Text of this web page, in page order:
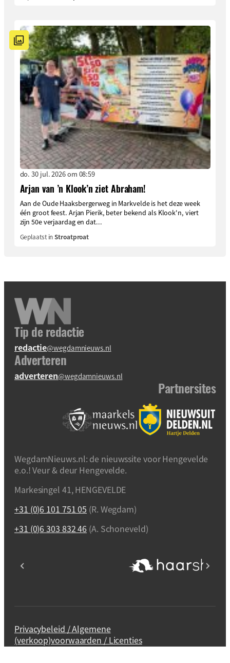
do. 30 jul. 2026 om 08:59
Arjan van ’n Klook’n ziet Abraham!
Aan de Oude Haaksbergerweg in Markvelde is het deze week
één groot feest. Arjan Pierik, beter bekend als Klook'n, viert
zijn 50e verjaardag en dat...
Geplaatst inStroatproat
Tip de redactie
redactie@wegdamnieuws.nl
Adverteren
adverteren@wegdamnieuws.nl
Partnersites
WegdamNieuws.nl: de nieuwssite voor Hengevelde
e.o.! Veur & deur Hengevelde.
Markesingel 41, HENGEVELDE
+31 (0)6 101 751 05 (R. Wegdam)
+31 (0)6 303 832 46 (A. Schoneveld)
Privacybeleid / Algemene
(verkoop)voorwaarden / Licenties